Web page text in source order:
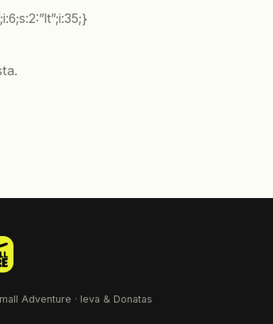
Adventure · Ieva & Donatas